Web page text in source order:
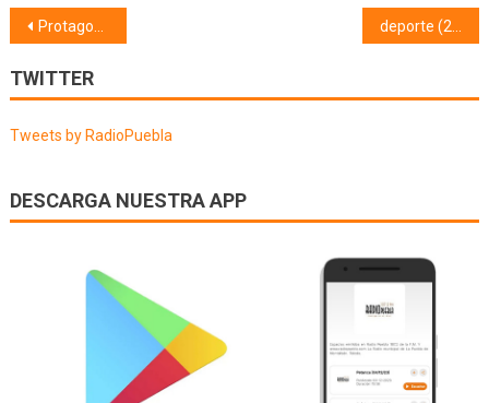
Navegación
de
entradas
Protagonistas (23/01/20)
TWITTER
Tweets by RadioPuebla
DESCARGA NUESTRA APP